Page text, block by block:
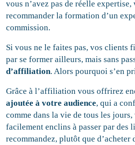
vous n’avez pas de réelle
recommander la formation d’un
commission.
Si vous ne le faites pas, vos clients
par se former ailleurs, mais sans
d’affiliation. Alors pourquoi s’en
Grâce à l’affiliation vous offrirez
ajoutée à votre audience, qui a
comme dans la vie de tous les
facilement enclins à passer par des
recommandez, plutôt que